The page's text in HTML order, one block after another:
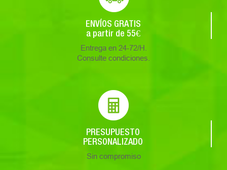
ENVÍOS GRATIS
a partir de 55€
Entrega en 24-72/H.
Consulte condiciones.
PRESUPUESTO
PERSONALIZADO
Sin compromiso